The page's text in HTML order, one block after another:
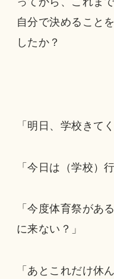
自分で決めること
したか？
「明日、学校きて
「今日は（学校）
「今度体育祭があ
に来ない？」
「あとこれだけ休